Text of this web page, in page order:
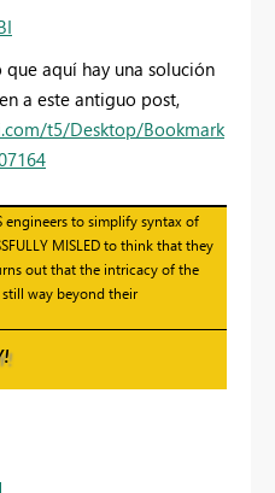
que aquí hay una solución
a este antiguo post,
t5/Desktop/Bookmark
engineers to simplify syntax of
MISLED to think that they
out that the intricacy of the
way beyond their